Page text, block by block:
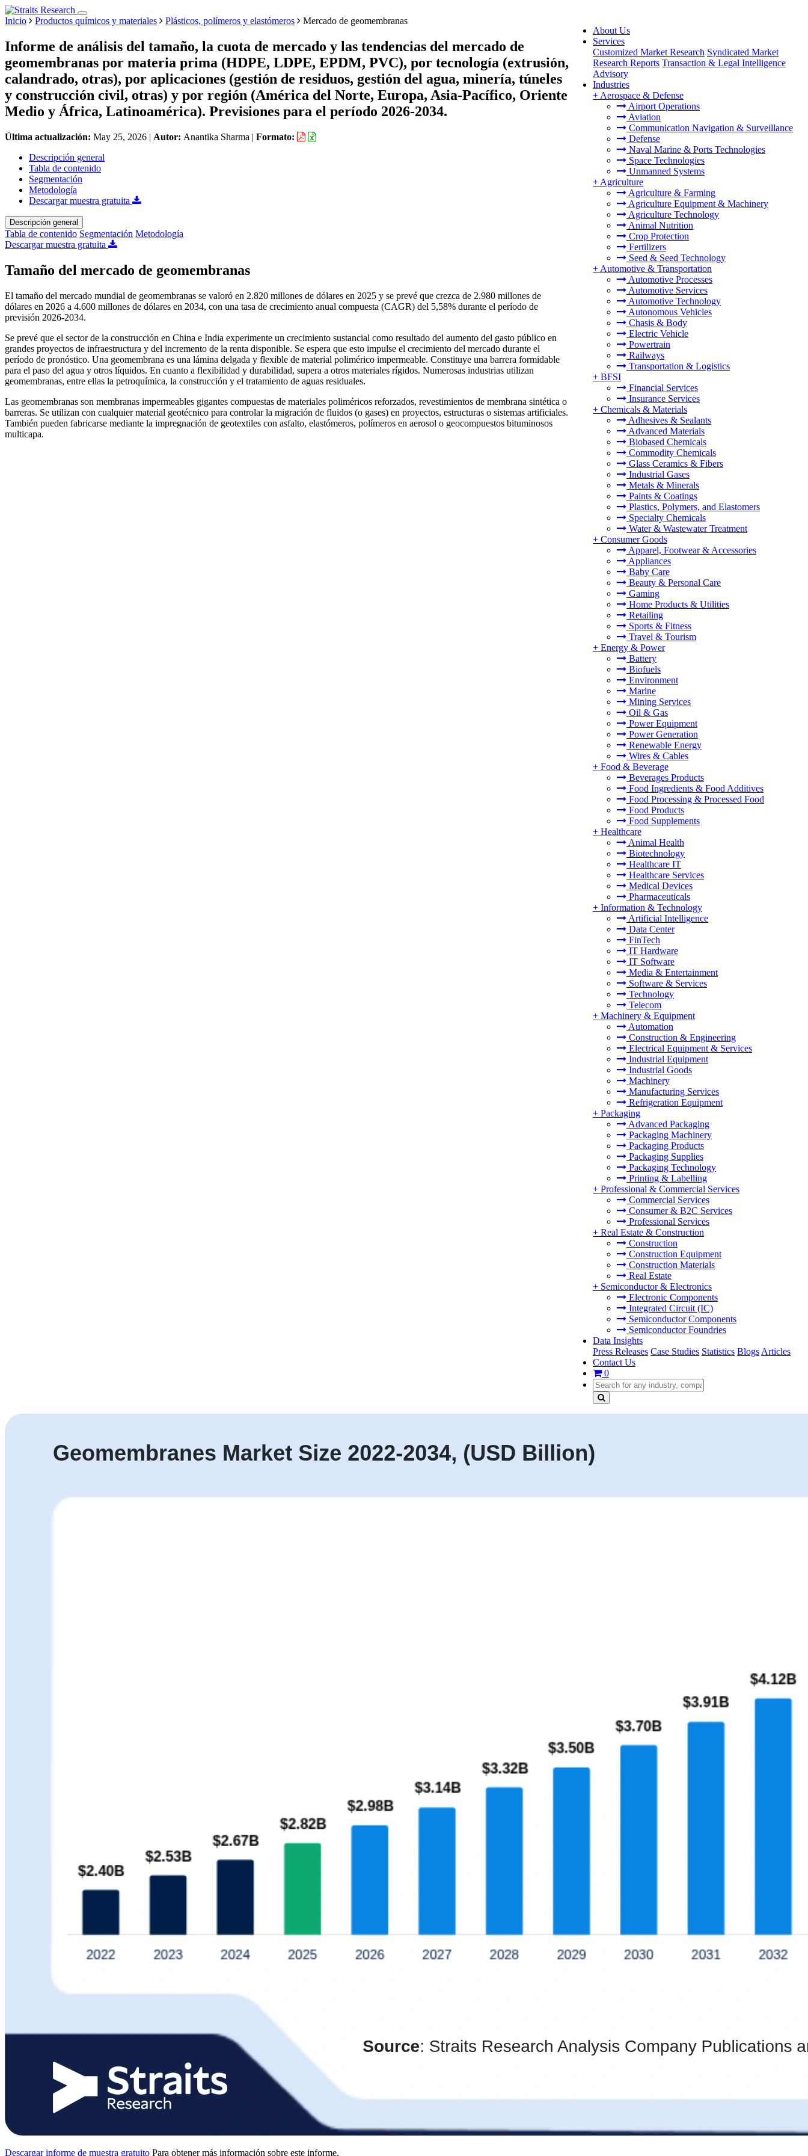
About Us
Services
Customized Market Research Syndicated Market
Research Reports Transaction & Legal Intelligence
Advisory
Industries
+ Aerospace & Defense
Airport Operations
Aviation
Communication Navigation & Surveillance
Defense
Naval Marine & Ports Technologies
Space Technologies
Unmanned Systems
+ Agriculture
Agriculture & Farming
Agriculture Equipment & Machinery
Agriculture Technology
Animal Nutrition
Crop Protection
Fertilizers
Seed & Seed Technology
+ Automotive & Transportation
Automotive Processes
Automotive Services
Automotive Technology
Autonomous Vehicles
Chasis & Body
Electric Vehicle
Powertrain
Railways
Transportation & Logistics
+ BFSI
Financial Services
Insurance Services
+ Chemicals & Materials
Adhesives & Sealants
Advanced Materials
Biobased Chemicals
Commodity Chemicals
Glass Ceramics & Fibers
Industrial Gases
Metals & Minerals
Paints & Coatings
Plastics, Polymers, and Elastomers
Specialty Chemicals
Water & Wastewater Treatment
+ Consumer Goods
Apparel, Footwear & Accessories
Appliances
Baby Care
Beauty & Personal Care
Gaming
Home Products & Utilities
Retailing
Sports & Fitness
Travel & Tourism
+ Energy & Power
Battery
Biofuels
Environment
Marine
Mining Services
Oil & Gas
Power Equipment
Power Generation
Renewable Energy
Wires & Cables
+ Food & Beverage
Beverages Products
Food Ingredients & Food Additives
Food Processing & Processed Food
Food Products
Food Supplements
+ Healthcare
Animal Health
Biotechnology
Healthcare IT
Healthcare Services
Medical Devices
Pharmaceuticals
+ Information & Technology
Artificial Intelligence
Data Center
FinTech
IT Hardware
IT Software
Media & Entertainment
Software & Services
Technology
Telecom
+ Machinery & Equipment
Automation
Construction & Engineering
Electrical Equipment & Services
Industrial Equipment
Industrial Goods
Machinery
Manufacturing Services
Refrigeration Equipment
+ Packaging
Advanced Packaging
Packaging Machinery
Packaging Products
Packaging Supplies
Packaging Technology
Printing & Labelling
+ Professional & Commercial Services
Commercial Services
Consumer & B2C Services
Professional Services
+ Real Estate & Construction
Construction
Construction Equipment
Construction Materials
Real Estate
+ Semiconductor & Electronics
Electronic Components
Integrated Circuit (IC)
Semiconductor Components
Semiconductor Foundries
Data Insights
Press Releases Case Studies Statistics Blogs Articles
Contact Us
0
Inicio Productos químicos y materiales Plásticos, polímeros y elastómeros Mercado de geomembranas
Informe de análisis del tamaño, la cuota de mercado y las tendencias del mercado de
geomembranas por materia prima (HDPE, LDPE, EPDM, PVC), por tecnología (extrusión,
calandrado, otras), por aplicaciones (gestión de residuos, gestión del agua, minería, túneles
y construcción civil, otras) y por región (América del Norte, Europa, Asia-Pacífico, Oriente
Medio y África, Latinoamérica). Previsiones para el período 2026-2034.
Última actualización: May 25, 2026 | Autor: Anantika Sharma | Formato:
Descripción general
Tabla de contenido
Segmentación
Metodología
Descargar muestra gratuita
Descripción general
Tabla de contenido Segmentación Metodología
Descargar muestra gratuita
Tamaño del mercado de geomembranas
El tamaño del mercado mundial de geomembranas se valoró en 2.820 millones de dólares en 2025 y se prevé que crezca de 2.980 millones de
dólares en 2026 a 4.600 millones de dólares en 2034, con una tasa de crecimiento anual compuesta (CAGR) del 5,58% durante el período de
previsión 2026-2034.
Se prevé que el sector de la construcción en China e India experimente un crecimiento sustancial como resultado del aumento del gasto público en
grandes proyectos de infraestructura y del incremento de la renta disponible. Se espera que esto impulse el crecimiento del mercado durante el
período de pronóstico. Una geomembrana es una lámina delgada y flexible de material polimérico impermeable. Constituye una barrera formidable
para el paso del agua y otros líquidos. En cuanto a flexibilidad y durabilidad, supera a otros materiales rígidos. Numerosas industrias utilizan
geomembranas, entre ellas la petroquímica, la construcción y el tratamiento de aguas residuales.
Las geomembranas son membranas impermeables gigantes compuestas de materiales poliméricos reforzados, revestimientos de membrana sintética o
barreras. Se utilizan con cualquier material geotécnico para controlar la migración de fluidos (o gases) en proyectos, estructuras o sistemas artificiales.
También pueden fabricarse mediante la impregnación de geotextiles con asfalto, elastómeros, polímeros en aerosol o geocompuestos bituminosos
multicapa.
Descargar informe de muestra gratuito Para obtener más información sobre este informe,